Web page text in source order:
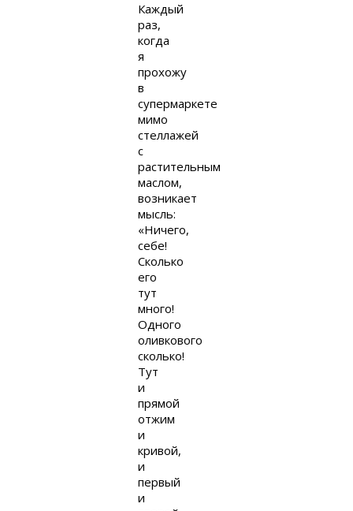
Каждый
раз,
когда
я
прохожу
в
супермаркете
мимо
стеллажей
с
растительным
маслом,
возникает
мысль:
«Ничего,
себе!
Сколько
его
тут
много!
Одного
оливкового
сколько!
Тут
и
прямой
отжим
и
кривой,
и
первый
и